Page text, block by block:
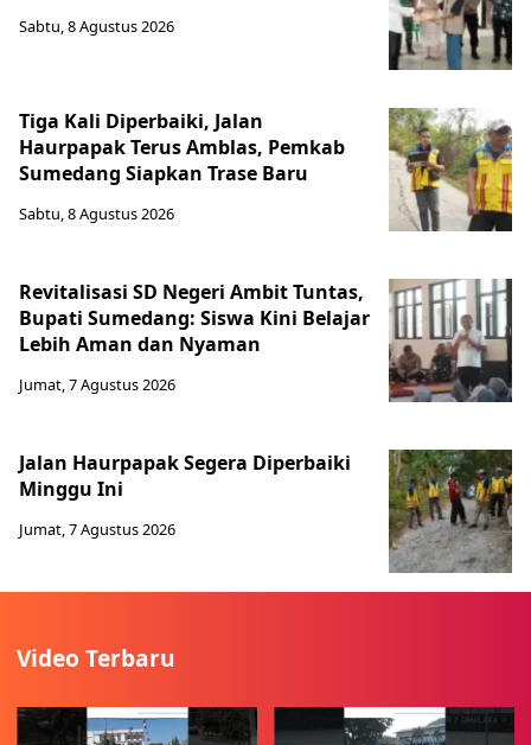
Sabtu, 8 Agustus 2026
Tiga Kali Diperbaiki, Jalan
Haurpapak Terus Amblas, Pemkab
Sumedang Siapkan Trase Baru
Sabtu, 8 Agustus 2026
Revitalisasi SD Negeri Ambit Tuntas,
Bupati Sumedang: Siswa Kini Belajar
Lebih Aman dan Nyaman
Jumat, 7 Agustus 2026
Jalan Haurpapak Segera Diperbaiki
Minggu Ini
Jumat, 7 Agustus 2026
Video Terbaru